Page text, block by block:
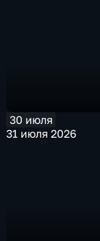
30 июля
31 июля 2026